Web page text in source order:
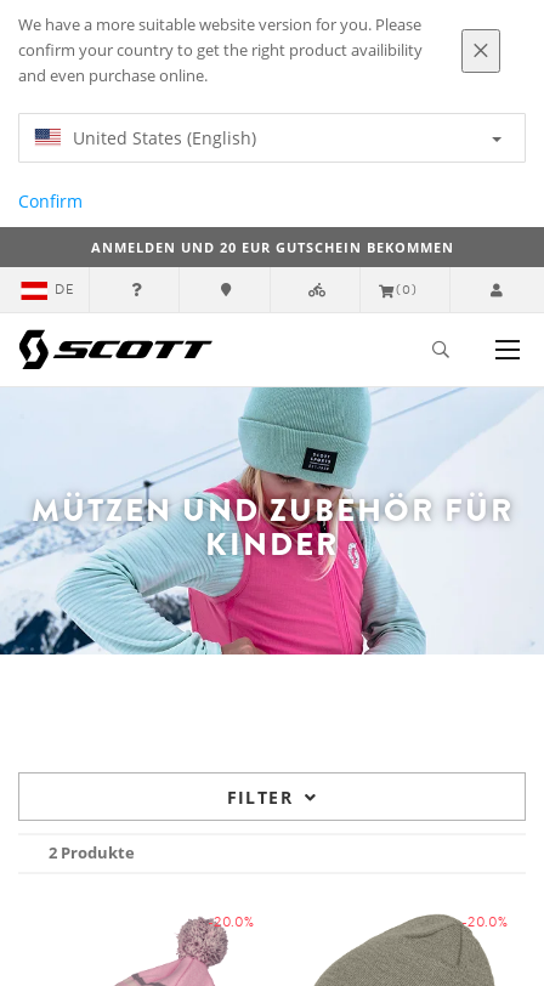
We have a more suitable website version for you. Please
confirm your country to get the right product availibility
and even purchase online.
United States (English)
Confirm
ANMELDEN UND 20 EUR GUTSCHEIN BEKOMMEN
DE (0)
MÜTZEN UND ZUBEHÖR FÜR
KINDER
FILTER
2 Produkte
-20.0% -20.0%